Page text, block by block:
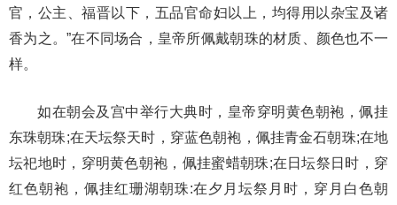
官，公主、福晋以下，五品官命妇以上，均得用以杂宝及诸
香为之。”在不同场合，皇帝所佩戴朝珠的材质、颜色也不一
样。
如在朝会及宫中举行大典时，皇帝穿明黄色朝袍，佩挂
东珠朝珠;在天坛祭天时，穿蓝色朝袍，佩挂青金石朝珠;在地
坛祀地时，穿明黄色朝袍，佩挂蜜蜡朝珠;在日坛祭日时，穿
红色朝袍，佩挂红珊湖朝珠:在夕月坛祭月时，穿月白色朝